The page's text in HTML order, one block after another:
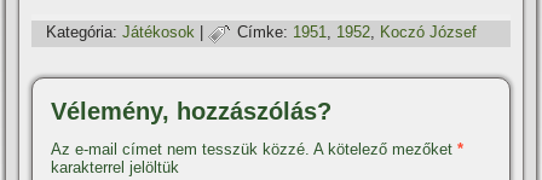
Kategória: Játékosok | Címke: 1951, 1952, Koczó József
Vélemény, hozzászólás?
Az e-mail címet nem tesszük közzé. A kötelező mezőket*
karakterrel jelöltük